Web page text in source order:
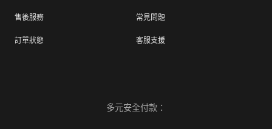
售後服務 常見問題
訂單狀態 客服支援
多元安全付款：